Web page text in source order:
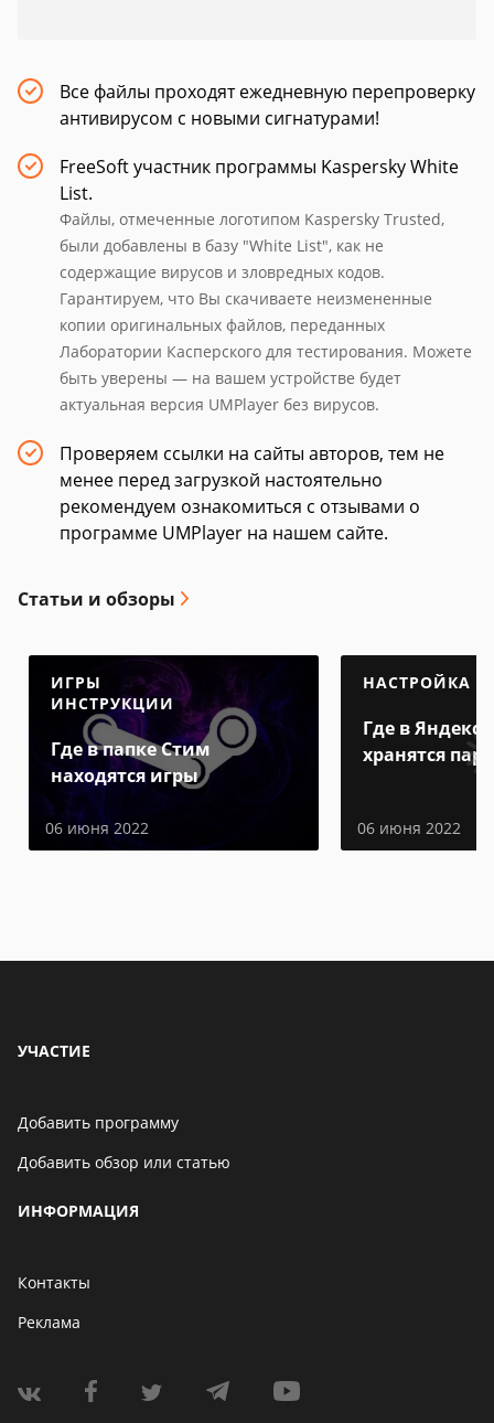
Все файлы проходят ежедневную перепроверку
антивирусом с новыми сигнатурами!
FreeSoft участник программы Kaspersky White
List.
Файлы, отмеченные логотипом Kaspersky Trusted,
были добавлены в базу "White List", как не
содержащие вирусов и зловредных кодов.
Гарантируем, что Вы скачиваете неизмененные
копии оригинальных файлов, переданных
Лаборатории Касперского для тестирования. Можете
быть уверены — на вашем устройстве будет
актуальная версия UMPlayer без вирусов.
Проверяем ссылки на сайты авторов, тем не
менее перед загрузкой настоятельно
рекомендуем ознакомиться с отзывами о
программе UMPlayer на нашем сайте.
Статьи и обзоры
ИГРЫ
ИНСТРУКЦИИ
Где в папке Стим
находятся игры
06 июня 2022
НАСТРОЙКА
Где в Яндекс
хранятся
06 июня 2022
УЧАСТИЕ
Добавить программу
Добавить обзор или статью
ИНФОРМАЦИЯ
Контакты
Реклама